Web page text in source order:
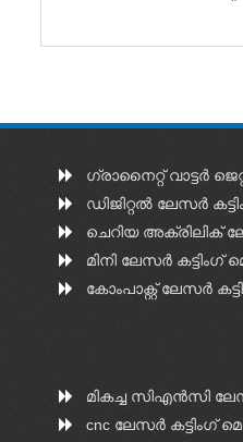
ഗ്രാനൈറ്റ് വാട്ടർ
ഡിജിറ്റൽ ലേസർ
ചെറിയ അക്രിലിക്
മിനി ലേസർ കട്ടിംഗ്
കോംപാക്റ്റ് ലേസർ
മികച്ച സിഎൻ‌സി
cnc ലേസർ കട്ടിംഗ്